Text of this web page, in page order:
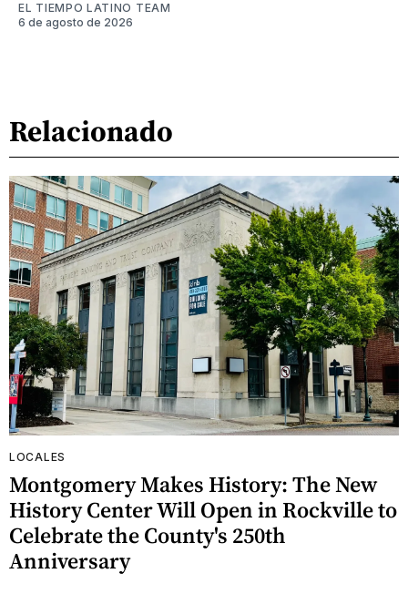
EL TIEMPO LATINO TEAM
6 de agosto de 2026
Relacionado
LOCALES
Montgomery Makes History: The New
History Center Will Open in Rockville to
Celebrate the County's 250th
Anniversary